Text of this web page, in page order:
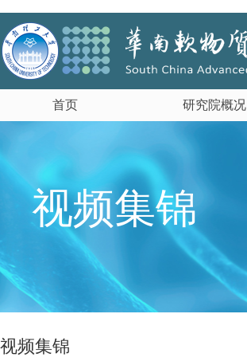
首页 研究院概况
视频集锦
视频集锦